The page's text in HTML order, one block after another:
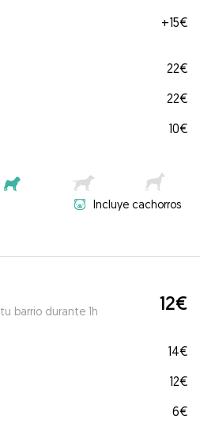
+15€
22€
22€
10€
Incluye cachorros
barrio durante 1h 12€
14€
12€
6€